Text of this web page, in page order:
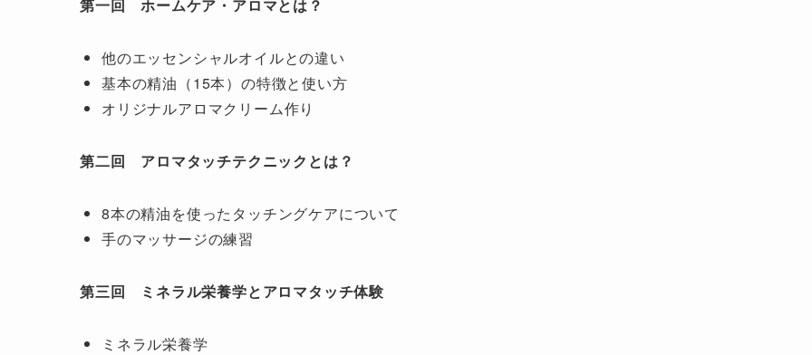
第一回 ホームケア・アロマとは？
他のエッセンシャルオイルとの違い
基本の精油（15本）の特徴と使い方
オリジナルアロマクリーム作り
第二回 アロマタッチテクニックとは？
8本の精油を使ったタッチングケアについて
手のマッサージの練習
第三回 ミネラル栄養学とアロマタッチ体験
ミネラル栄養学